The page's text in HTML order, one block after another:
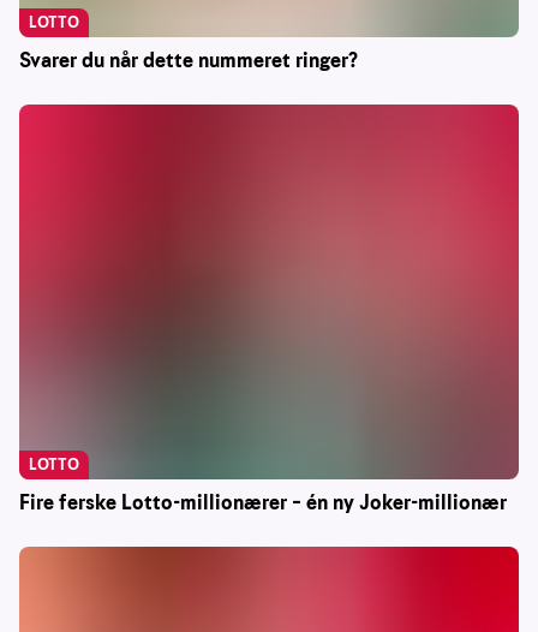
Svarer du når dette nummeret ringer?
LOTTO
Fire ferske Lotto-millionærer – én ny Joker-millionær
LOTTO